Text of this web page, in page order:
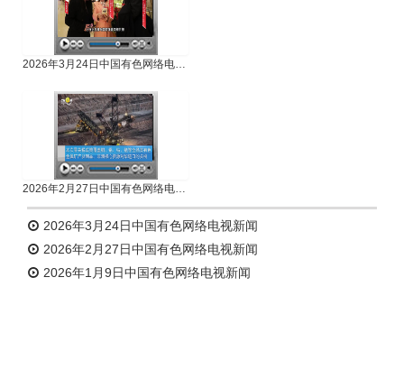
2026年3月24日中国有色网络电视新闻
2026年2月27日中国有色网络电视新闻
2026年3月24日中国有色网络电视新闻
2026年2月27日中国有色网络电视新闻
2026年1月9日中国有色网络电视新闻